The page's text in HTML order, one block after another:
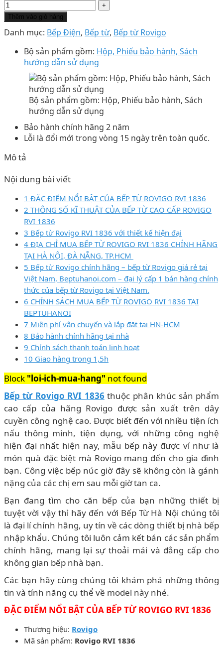
Thêm vào giỏ hàng
Danh mục: Bếp Điện, Bếp từ, Bếp từ Rovigo
Bộ sản phẩm gồm: Hộp, Phiếu bảo hành, Sách
hướng dẫn sử dụng
Bộ sản phẩm gồm: Hộp, Phiếu bảo hành, Sách
hướng dẫn sử dụng
Bảo hành chính hãng 2 năm
Lỗi là đổi mới trong vòng 15 ngày trên toàn quốc.
Mô tả
Nội dung bài viết
1 ĐẶC ĐIỂM NỔI BẬT CỦA BẾP TỪ ROVIGO RVI 1836
2 THÔNG SỐ KĨ THUẬT CỦA BẾP TỪ CAO CẤP ROVIGO
RVI 1836
3 Bếp từ Rovigo RVI 1836 với thiết kế hiện đại
4 ĐỊA CHỈ MUA BẾP TỪ ROVIGO RVI 1836 CHÍNH HÃNG
TẠI HÀ NỘI, ĐÀ NẴNG, TP.HCM
5 Bếp từ Rovigo chính hãng – bếp từ Rovigo giá rẻ tại
Việt Nam, Beptuhanoi.com – đại lý cấp 1 bán hàng chính
thức của bếp từ Rovigo tại Việt Nam.
6 CHÍNH SÁCH MUA BẾP TỪ ROVIGO RVI 1836 TẠI
BEPTUHANOI
7 Miễn phí vận chuyển và lắp đặt tại HN-HCM
8 Bảo hành chính hãng tại nhà
9 Chính sách thanh toán linh hoạt
10 Giao hàng trong 1,5h
Block "loi-ich-mua-hang" not found
Bếp từ Rovigo RVI 1836 thuộc phân khúc sản phẩm
cao cấp của hãng Rovigo được sản xuất trên dây
cuyền công nghệ cao. Được biết đến với nhiều tiện ích
nấu thông minh, tiện dụng, với những công nghệ
hiện đại nhất hiện nay, mẫu bếp này được ví như là
món quà đặc biệt mà Rovigo mang đến cho gia đình
bạn. Công việc bếp núc giờ đây sẽ không còn là gánh
nặng của các chị em sau mỗi giờ tan ca.
Bạn đang tìm cho căn bếp của bạn những thiết bị
tuyệt vời vậy thì hãy đến với Bếp Từ Hà Nội chúng tôi
là đại lí chính hãng, uy tín về các dòng thiết bị nhà bếp
nhập khẩu. Chúng tôi luôn cảm kết bán các sản phẩm
chính hãng, mang lại sự thoải mái và đẳng cấp cho
không gian bếp nhà bạn.
Các bạn hãy cùng chúng tôi khám phá những thông
tin và tính năng cụ thể về model này nhé.
ĐẶC ĐIỂM NỔI BẬT CỦA BẾP TỪ ROVIGO RVI 1836
Thương hiệu: Rovigo
Mã sản phẩm: Rovigo RVI 1836